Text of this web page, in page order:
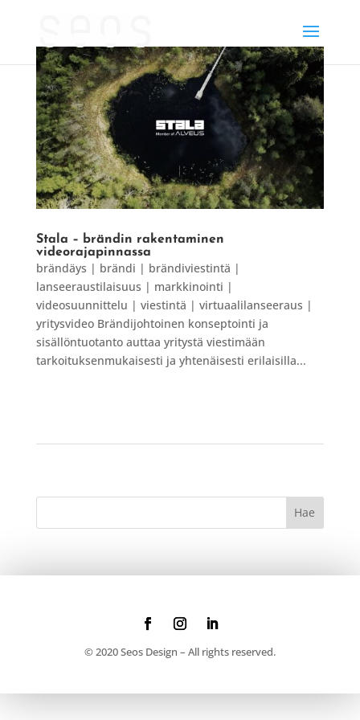
Stala – brändin rakentaminen
videorajapinnassa
brändäys | brändi | brändiviestintä |
lanseeraustilaisuus | markkinointi |
videosuunnittelu | viestintä | virtuaalilanseeraus |
yritysvideo Brändijohtoinen konseptointi ja
sisällöntuotanto auttaa yritystä viestimään
tarkoituksenmukaisesti ja yhtenäisesti erilaisilla...
© 2020 Seos Design – All rights reserved.